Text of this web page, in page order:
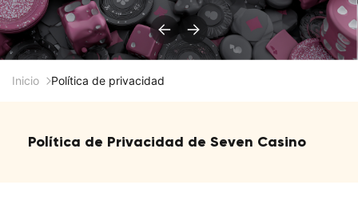
Inicio Política de privacidad
Política de Privacidad de Seven Casino